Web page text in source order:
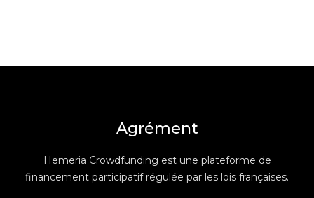
Agrément
Hemeria Crowdfunding est une plateforme de
financement participatif régulée par les lois françaises.